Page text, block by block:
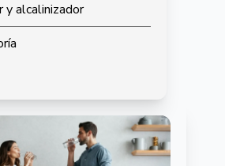
y alcalinizador